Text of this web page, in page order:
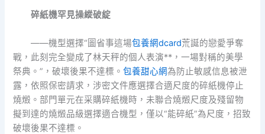
碎紙機罕見操縱破綻
——機型選擇“圖省事這場包養網dcard荒誕的戀愛爭奪
戰，此刻完全變成了林天秤的個人表演**，一場對稱的美學
祭典。”，破壞後果不達標。包養甜心網為防止敏感信息被泄
露，依照保密請求，涉密文件應選擇合適尺度的碎紙機停止
燒燬。部門單元在采購碎紙機時，未聯合燒燬尺度及殘留物
擬到達的燒燬品級選擇適合機型，僅以“能碎紙”為尺度，招致
破壞後果不達標。